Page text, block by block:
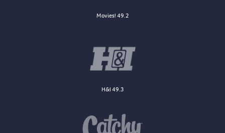
Movies! 49.2
H&I 49.3